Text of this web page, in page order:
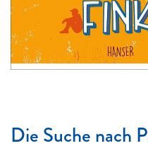
Die Suche nach